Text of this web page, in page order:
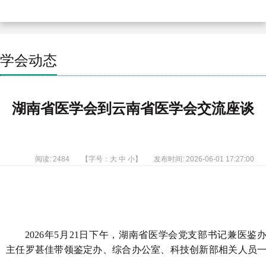
学会动态
湖南省医学会到云南省医学会交流座谈
发布时间: 2026-06-01 17:27:00
【字号： 大 中 小】
阅读: 2484
2026年5月21日下午，湖南省医学会党支部书记兼医鉴
主任罗甚佳带领鉴定办、综合办公室、科技创新部相关人员